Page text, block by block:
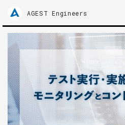
AGEST Engineers